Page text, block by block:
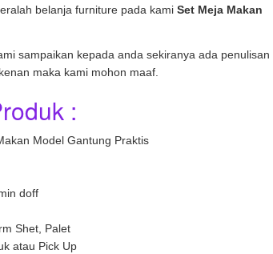
belanja furniture pada kami Set Meja Makan
sampaikan kepada anda sekiranya ada penulisan
maka kami mohon maaf.
:
Model Gantung Praktis
doff
Shet, Palet
atau Pick Up